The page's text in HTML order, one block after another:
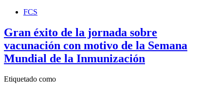
FCS
Gran éxito de la jornada sobre
vacunación con motivo de la Semana
Mundial de la Inmunización
Etiquetado como